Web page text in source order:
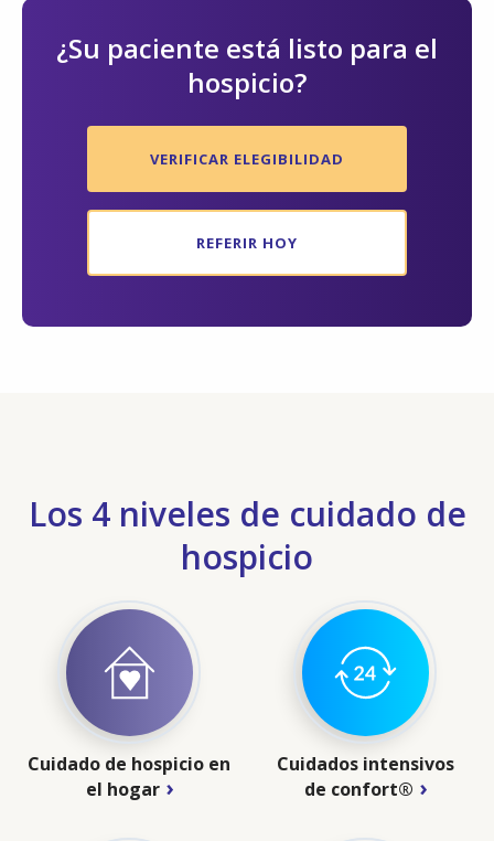
¿Su paciente está listo para el
hospicio?
VERIFICAR ELEGIBILIDAD
REFERIR HOY
Los 4 niveles de cuidado de
hospicio
Cuidado de hospicio en
el hogar
Cuidados intensivos
de confort®